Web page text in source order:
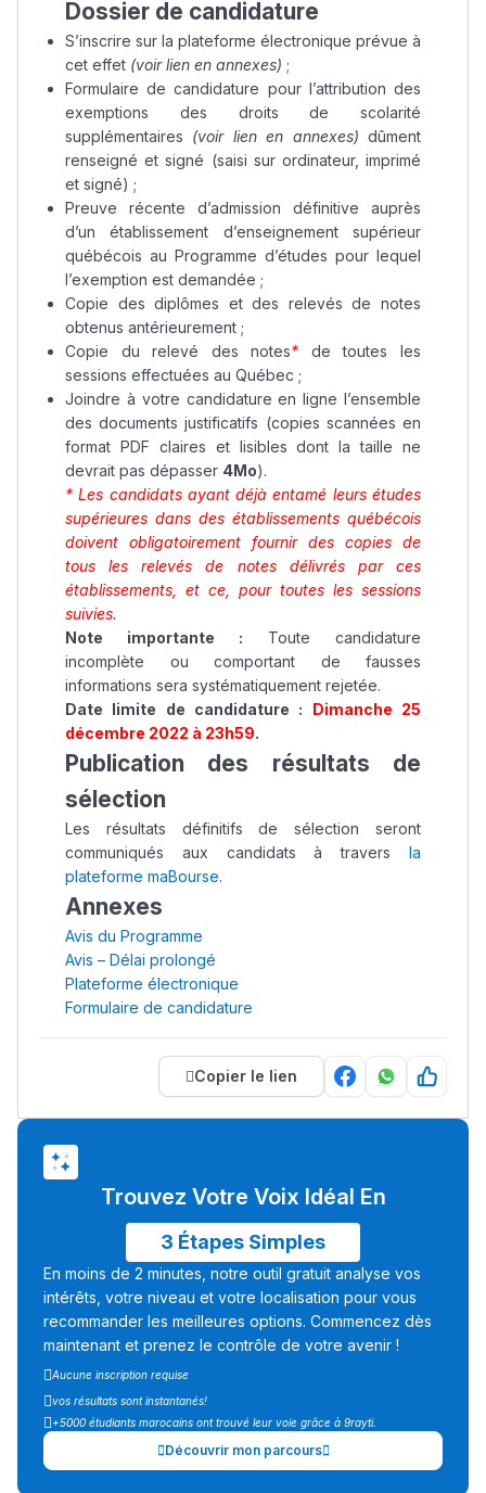
Dossier de candidature
S’inscrire sur la plateforme électronique prévue à
cet effet (voir lien en annexes) ;
Formulaire de candidature pour l’attribution des
exemptions des droits de scolarité
supplémentaires (voir lien en annexes) dûment
renseigné et signé (saisi sur ordinateur, imprimé
et signé) ;
Preuve récente d’admission définitive auprès
d’un établissement d’enseignement supérieur
québécois au Programme d’études pour lequel
l’exemption est demandée ;
Copie des diplômes et des relevés de notes
obtenus antérieurement ;
Copie du relevé des notes* de toutes les
sessions effectuées au Québec ;
Joindre à votre candidature en ligne l’ensemble
des documents justificatifs (copies scannées en
format PDF claires et lisibles dont la taille ne
devrait pas dépasser 4Mo).
* Les candidats ayant déjà entamé leurs études
supérieures dans des établissements québécois
doivent obligatoirement fournir des copies de
tous les relevés de notes délivrés par ces
établissements, et ce, pour toutes les sessions
suivies.
Note importante : Toute candidature
incomplète ou comportant de fausses
informations sera systématiquement rejetée.
Date limite de candidature : Dimanche 25
décembre 2022 à 23h59.
Publication des résultats de
sélection
Les résultats définitifs de sélection seront
communiqués aux candidats à travers la
plateforme maBourse.
Annexes
Avis du Programme
Avis – Délai prolongé
Plateforme électronique
Formulaire de candidature
Copier le lien
Trouvez Votre Voix Idéal En
3 Étapes Simples
En moins de 2 minutes, notre outil gratuit analyse vos
intérêts, votre niveau et votre localisation pour vous
recommander les meilleures options. Commencez dès
maintenant et prenez le contrôle de votre avenir !
Aucune inscription requise
vos résultats sont instantanés!
+5000 étudiants marocains ont trouvé leur voie grâce à 9rayti.
Découvrir mon parcours